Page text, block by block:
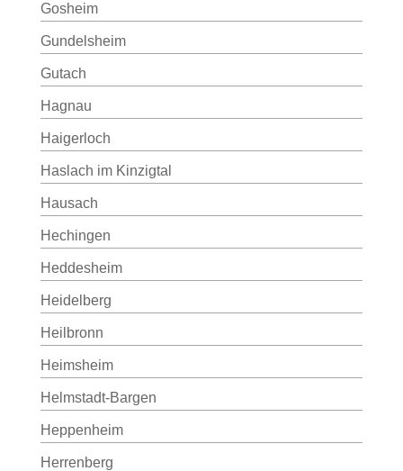
Gosheim
Gundelsheim
Gutach
Hagnau
Haigerloch
Haslach im Kinzigtal
Hausach
Hechingen
Heddesheim
Heidelberg
Heilbronn
Heimsheim
Helmstadt-Bargen
Heppenheim
Herrenberg